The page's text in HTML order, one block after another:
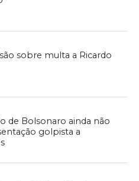
sobre multa a Ricardo
de Bolsonaro ainda não
golpista a